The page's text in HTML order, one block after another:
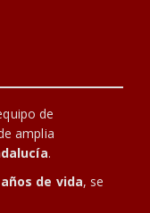
de
amplia
.
de vida, se